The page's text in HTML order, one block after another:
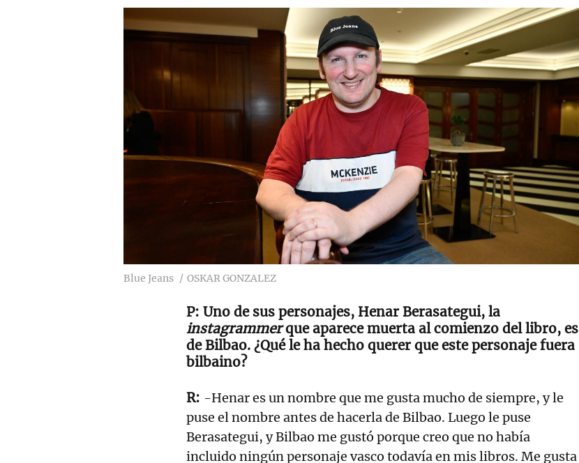
Blue Jeans OSKAR GONZALEZ
Uno de sus personajes, Henar Berasategui, la
instagrammerque aparece muerta al comienzo del libro, es
de Bilbao. ¿Qué le ha hecho querer que este personaje fuera
bilbaino?
-Henar es un nombre que me gusta mucho de siempre, y le
puse el nombre antes de hacerla de Bilbao. Luego le puse
Berasategui, y Bilbao me gustó porque creo que no había
incluido ningún personaje vasco todavía en mis libros. Me gusta